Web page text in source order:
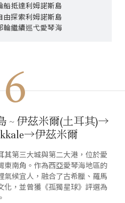
船抵達利姆諾斯島
由探索利姆諾斯島
輪繼續巡弋愛琴海
6
~ 伊茲米爾(土耳其)→
伊茲米爾
其第三大城與第二大港，位於愛
東南角。作為西亞愛琴海地區的
氣候宜人，融合了古希臘、羅馬
化，並曾獲《孤獨星球》評選為